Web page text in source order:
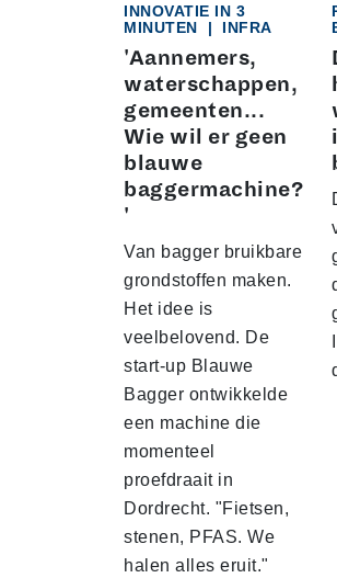
INNOVATIE IN 3
MINUTEN
| INFRA
'Aannemers,
waterschappen,
gemeenten...
Wie wil er geen
blauwe
baggermachine?
'
Van bagger bruikbare
grondstoffen maken.
Het idee is
veelbelovend. De
start-up Blauwe
Bagger ontwikkelde
een machine die
momenteel
proefdraait in
Dordrecht. "Fietsen,
stenen, PFAS. We
halen alles eruit."